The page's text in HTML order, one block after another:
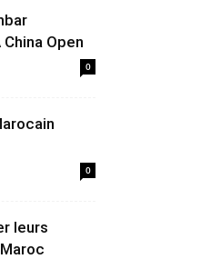
China Open
0
0
leurs